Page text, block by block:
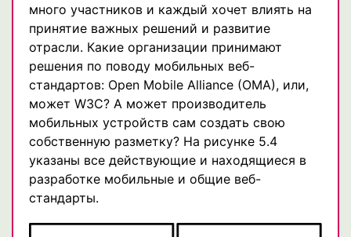
много участников и каждый хочет влиять на
принятие важных решений и развитие
отрасли. Какие организации принимают
решения по поводу мобильных веб-
стандартов: Open Mobile Alliance (OMA), или,
может W3C? А может производитель
мобильных устройств сам создать свою
собственную разметку? На рисунке 5.4
указаны все действующие и находящиеся в
разработке мобильные и общие веб-
стандарты.